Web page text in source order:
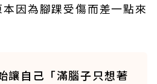
因為腳踝受傷而差一點來
讓自己「滿腦子只想著